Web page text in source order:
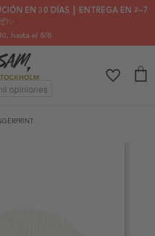
EN 30 DÍAS ┃ ENTREGA EN 2–7
, hasta el 8/8